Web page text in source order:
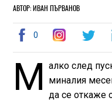
АВТОР: ИВАН ПЪРВАНОВ
0
М алко след
миналия
да се откаже